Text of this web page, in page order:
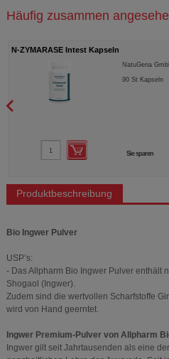
Häufig zusammen
N-ZYMARASE Intest Kapseln
NatuGena
90St Kapseln
Sie sparen
Produktbeschreibung
Bio Ingwer Pulver
USP’s:
- Das Allpharm Bio Ingwer Pulver enthält
Shogaol (Ingwer).
Zudem sind die wertvollen Scharfstoffe
wird von Hand geerntet.
Ingwer Premium-Pulver von Allpharm
Ingwer gilt seit Jahrtausenden als eine